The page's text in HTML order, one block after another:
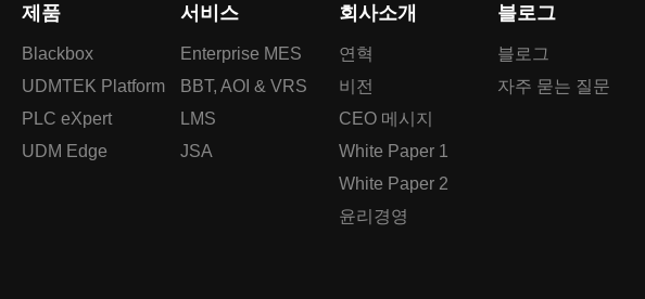
제품
Blackbox
UDMTEK Platform
PLC eXpert
UDM Edge
서비스
Enterprise MES
BBT, AOI & VRS
LMS
JSA
회사소개
연혁
비전
CEO 메시지
White Paper 1
White Paper 2
윤리경영
블로그
블로그
자주 묻는 질문